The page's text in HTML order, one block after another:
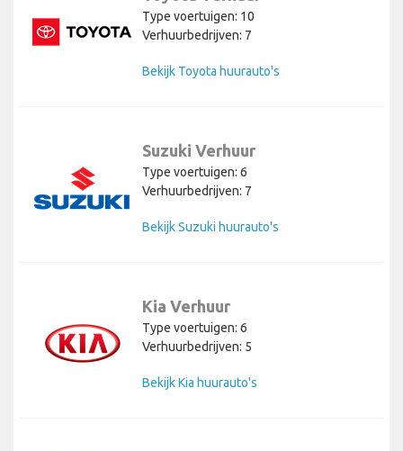
Type voertuigen: 10
Verhuurbedrijven: 7
Bekijk Toyota huurauto's
Suzuki Verhuur
Type voertuigen: 6
Verhuurbedrijven: 7
Bekijk Suzuki huurauto's
Kia Verhuur
Type voertuigen: 6
Verhuurbedrijven: 5
Bekijk Kia huurauto's